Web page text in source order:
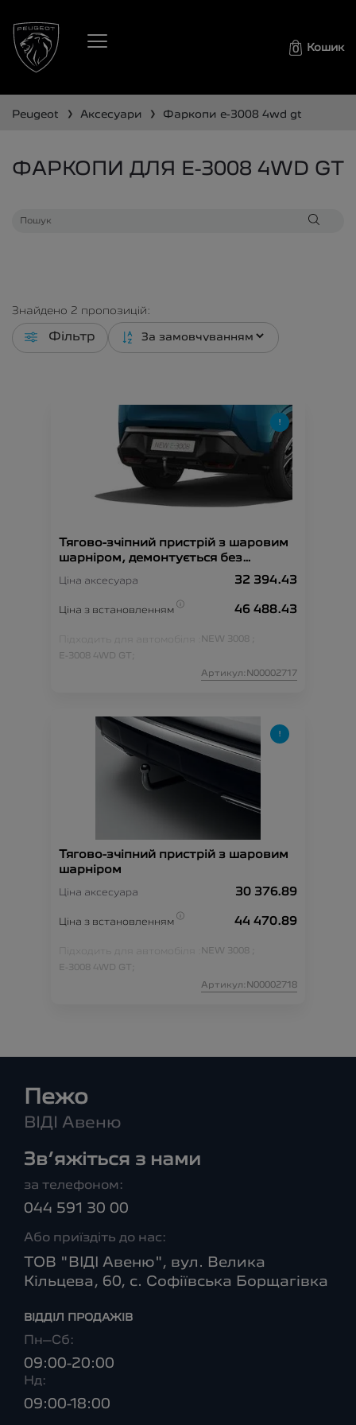
0 Кошик
peugeot ❯ аксесуари ❯ фаркопи e-3008 4wd gt
ФАРКОПИ ДЛЯ E-3008 4WD GT
Знайдено 2 пропозицій:
Фільтр
Тягово-зчіпний пристрій з шаровим
шарніром, демонтується без
Ціна аксесуара 32 394.43
Ціна з встановленням 46 488.43
Підходить для автомобіля : NEW 3008 ;
E-3008 4WD GT;
Артикул:N00002717
Тягово-зчіпний пристрій з шаровим
шарніром
Ціна аксесуара 30 376.89
Ціна з встановленням 44 470.89
Підходить для автомобіля : NEW 3008 ;
E-3008 4WD GT;
Артикул:N00002718
Пежо
ВІДІ Авеню
Зв’яжіться з нами
за телефоном:
044 591 30 00
Або приїздіть до нас:
ТОВ "ВІДІ Авеню", вул. Велика
Кільцева, 60, с. Софіївська Борщагівка
ВІДДІЛ ПРОДАЖІВ
Пн–Сб:
09:00-20:00
Нд:
09:00-18:00